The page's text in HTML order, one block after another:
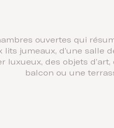
ouvertes qui
lits jumeaux, d’une salle
luxueux, des objets
balcon ou une